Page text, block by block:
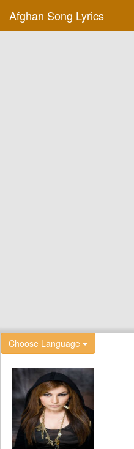
Afghan Song Lyrics
Choose Language